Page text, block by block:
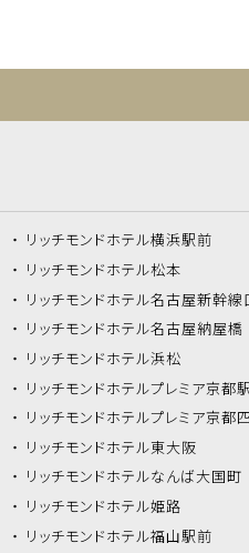
リッチモンドホテル横浜駅前
リッチモンドホテル松本
リッチモンドホテル名古屋新幹線
リッチモンドホテル名古屋納屋橋
リッチモンドホテル浜松
リッチモンドホテルプレミア京都
リッチモンドホテルプレミア京都
リッチモンドホテル東大阪
リッチモンドホテルなんば大国町
リッチモンドホテル姫路
リッチモンドホテル福山駅前